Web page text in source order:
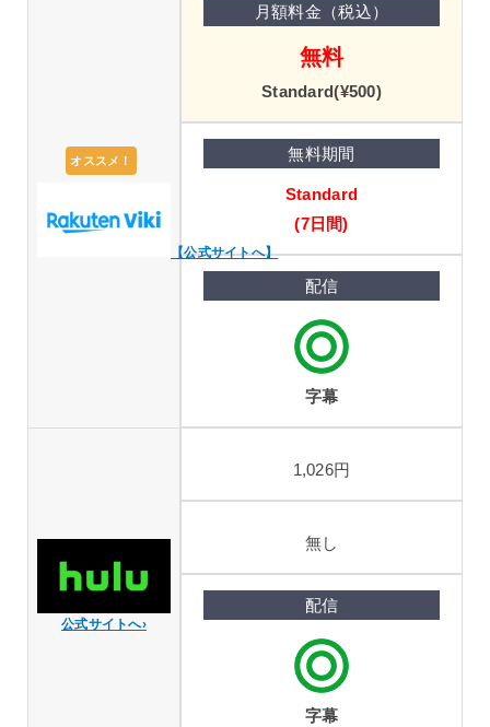
オススメ！
【公式サイトへ】
無料
Standard(¥500)
Standard
(7日間)
字幕
公式サイトへ›
1,026円
無し
字幕